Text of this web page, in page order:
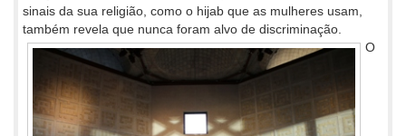
sinais da sua religião, como o hijab que as mulheres usam,
também revela que nunca foram alvo de discriminação.
O